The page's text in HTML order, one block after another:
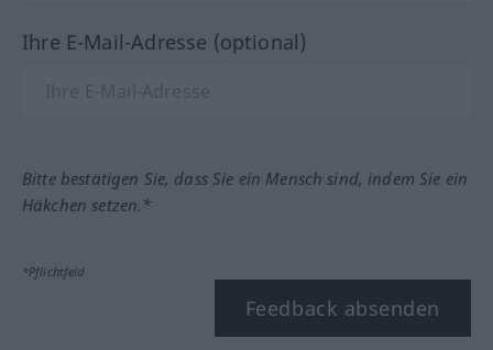
Ihre E-Mail-Adresse (optional)
Bitte bestätigen Sie, dass Sie ein Mensch sind, indem Sie ein
Häkchen setzen.*
*Pflichtfeld
Feedback absenden